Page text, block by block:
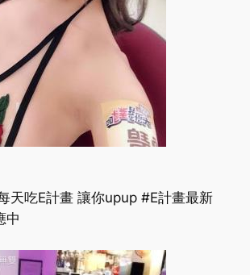
天吃E計畫 讓你upup #E計畫最新
中